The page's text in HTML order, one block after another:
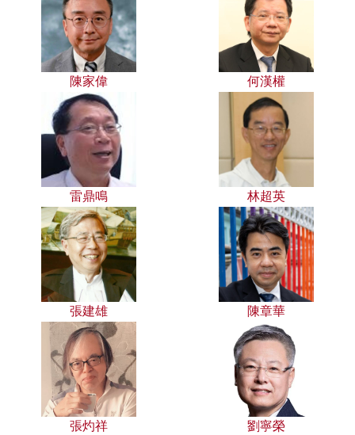
陳家偉 何漢權
雷鼎鳴 林超英
張建雄 陳章華
張灼祥 劉寧榮